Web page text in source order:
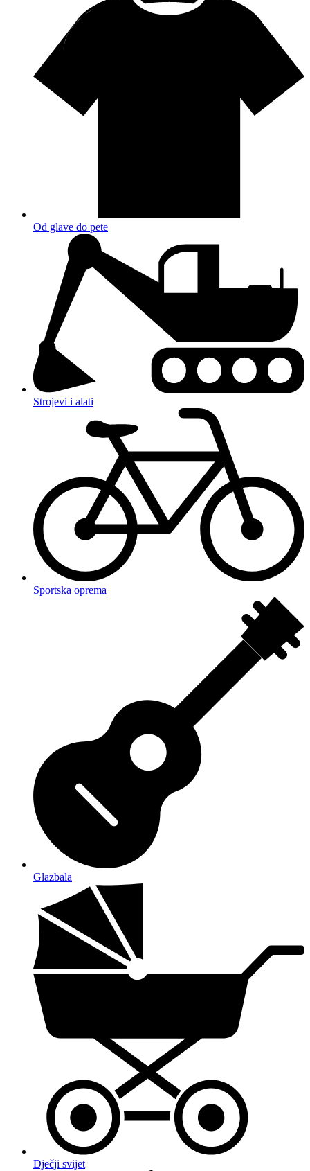
Od glave do pete
Strojevi i alati
Sportska oprema
Glazbala
Dječji svijet